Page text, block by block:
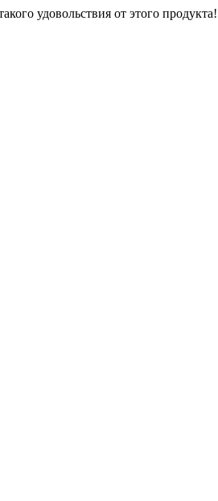
удовольствия от этого